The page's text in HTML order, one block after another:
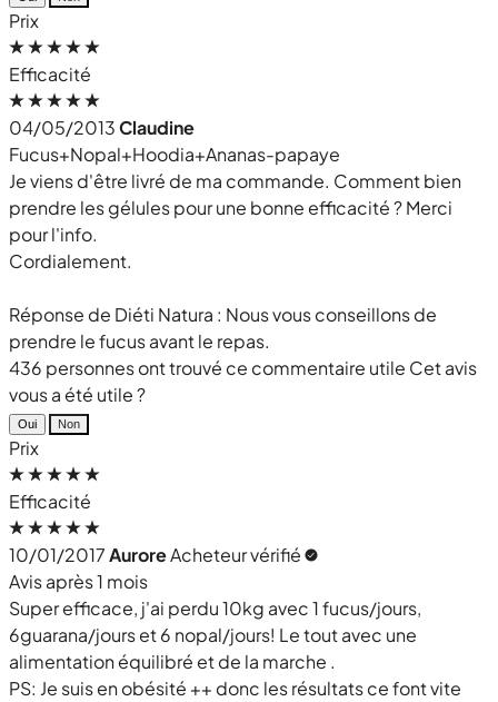
Prix
Efficacité
04/05/2013Claudine
Fucus+Nopal+Hoodia+Ananas-papaye
Je viens d'être livré de ma commande. Comment bien
prendre les gélules pour une bonne efficacité ? Merci
pour l'info.
Cordialement.
Réponse de Diéti Natura : Nous vous conseillons de
prendre le fucus avant le repas.
436 personnes ont trouvé ce commentaire utile Cet avis
vous a été utile ?
Oui Non
Prix
Efficacité
10/01/2017AuroreAcheteur vérifié
Avis après 1 mois
Super efficace, j'ai perdu 10kg avec 1 fucus/jours,
6guarana/jours et 6 nopal/jours! Le tout avec une
alimentation équilibré et de la marche .
PS: Je suis en obésité ++ donc les résultats ce font vite